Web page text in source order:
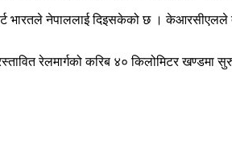
भारतले नेपाललाई दिइसकेको छ ।
रेलमार्गको करिब ४० किलोमिटर खण्डमा